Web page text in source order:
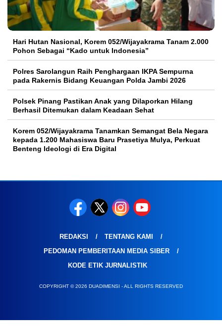
Hari Hutan Nasional, Korem 052/Wijayakrama Tanam 2.000
Pohon Sebagai “Kado untuk Indonesia”
Polres Sarolangun Raih Penghargaan IKPA Sempurna
pada Rakernis Bidang Keuangan Polda Jambi 2026
Polsek Pinang Pastikan Anak yang Dilaporkan Hilang
Berhasil Ditemukan dalam Keadaan Sehat
Korem 052/Wijayakrama Tanamkan Semangat Bela Negara
kepada 1.200 Mahasiswa Baru Prasetiya Mulya, Perkuat
Benteng Ideologi di Era Digital
REDAKSI
TENTANG KAMI
PEDOMAN PEMBERITAAN MEDIA SIBER
KODE ETIK JURNALISTIK
COPYRIGHT © 2026 DUADIMENSI - ALL RIGHTS RESERVED